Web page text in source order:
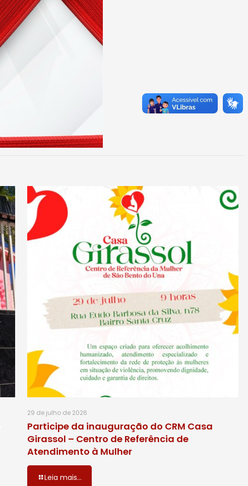
29 de julho de 2026
Participe da inauguração do CRM Casa
Girassol – Centro de Referência de
Atendimento à Mulher
Leia mais...